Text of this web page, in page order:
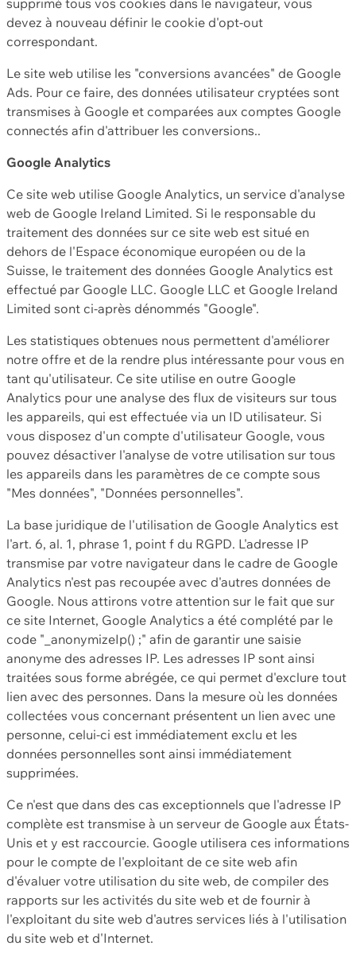
supprimé tous vos cookies dans le navigateur, vous
devez à nouveau définir le cookie d'opt-out
correspondant.
Le site web utilise les "conversions avancées" de Google
Ads. Pour ce faire, des données utilisateur cryptées sont
transmises à Google et comparées aux comptes Google
connectés afin d'attribuer les conversions..
Google Analytics
Ce site web utilise Google Analytics, un service d'analyse
web de Google Ireland Limited. Si le responsable du
traitement des données sur ce site web est situé en
dehors de l'Espace économique européen ou de la
Suisse, le traitement des données Google Analytics est
effectué par Google LLC. Google LLC et Google Ireland
Limited sont ci-après dénommés "Google".
Les statistiques obtenues nous permettent d'améliorer
notre offre et de la rendre plus intéressante pour vous en
tant qu'utilisateur. Ce site utilise en outre Google
Analytics pour une analyse des flux de visiteurs sur tous
les appareils, qui est effectuée via un ID utilisateur. Si
vous disposez d'un compte d'utilisateur Google, vous
pouvez désactiver l'analyse de votre utilisation sur tous
les appareils dans les paramètres de ce compte sous
"Mes données", "Données personnelles".
La base juridique de l'utilisation de Google Analytics est
l'art. 6, al. 1, phrase 1, point f du RGPD. L'adresse IP
transmise par votre navigateur dans le cadre de Google
Analytics n'est pas recoupée avec d'autres données de
Google. Nous attirons votre attention sur le fait que sur
ce site Internet, Google Analytics a été complété par le
code "_anonymizeIp() ;" afin de garantir une saisie
anonyme des adresses IP. Les adresses IP sont ainsi
traitées sous forme abrégée, ce qui permet d'exclure tout
lien avec des personnes. Dans la mesure où les données
collectées vous concernant présentent un lien avec une
personne, celui-ci est immédiatement exclu et les
données personnelles sont ainsi immédiatement
supprimées.
Ce n'est que dans des cas exceptionnels que l'adresse IP
complète est transmise à un serveur de Google aux États-
Unis et y est raccourcie. Google utilisera ces informations
pour le compte de l'exploitant de ce site web afin
d'évaluer votre utilisation du site web, de compiler des
rapports sur les activités du site web et de fournir à
l'exploitant du site web d'autres services liés à l'utilisation
du site web et d'Internet.